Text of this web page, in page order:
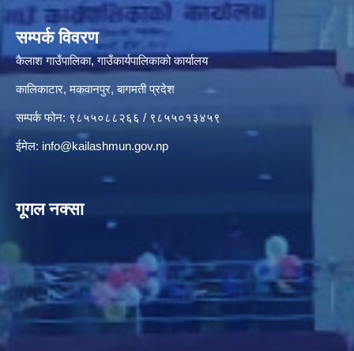
सम्पर्क विवरण
कैलाश गाउँपालिका, गाउँकार्यपालिकाको कार्यालय
कालिकाटार, मकवानपुर, बागमती प्रदेश
सम्पर्क फोन: ९८५५०८८२६६ / ९८५५०१३४५९
ईमेल: info@kailashmun.gov.np
गूगल नक्सा